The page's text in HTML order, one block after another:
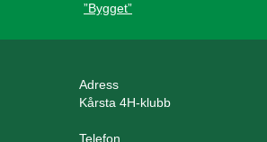
”Bygget”
Adress
Kårsta 4H-klubb
Telefon